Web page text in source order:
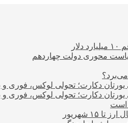
سیاست محوری دولت چهاردهم
می‌برد؟
یورتان دکارت؛ تحولی لوکس، فوری
یورتان دکارت؛ تحولی لوکس، فوری
شهریور